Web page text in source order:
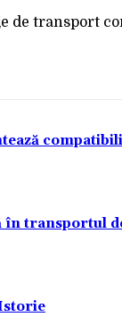
în transportul